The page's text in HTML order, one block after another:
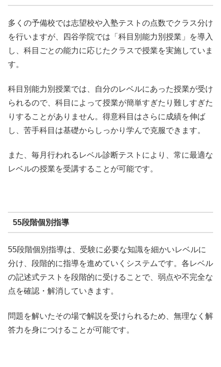
多くの予備校では志望校や入塾テストの点数でクラス分け
を行いますが、四谷学院では「科目別能力別授業」を導入
し、科目ごとの能力に応じたクラスで授業を実施していま
す。
科目別能力別授業では、自分のレベルにあった授業が受け
られるので、科目によって授業が簡単すぎたり難しすぎた
りすることがありません。得意科目はさらに成績を伸ば
し、苦手科目は基礎からしっかり学んで克服できます。
また、毎月行われるレベル診断テストにより、常に最適な
レベルの授業を受講することが可能です。
55段階個別指導
55段階個別指導は、受験に必要な知識を細かいレベルに
分け、段階的に指導を進めていくシステムです。各レベル
の記述式テストを段階的に受けることで、弱点や不完全な
点を確認・解消していきます。
問題を解いたその場で解説を受けられるため、無理なく解
答力を身につけることが可能です。